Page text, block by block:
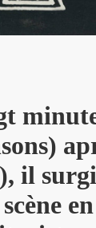
il
Jacques
decembre